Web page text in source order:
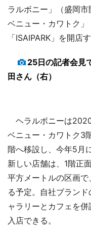
ラルボニー」（盛岡
ベニュー・カワトク
「ISAIPARK」を開店す
25日の記者会見
田さん（右）
ヘラルボニーは
ベニュー・カワトク3
階へ移設し、今年5月
新しい店舗は、1階正
平方メートルの区画
る予定。自社ブラン
ャラリーとカフェを
入店できる。